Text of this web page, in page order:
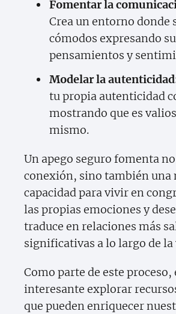
Fomentar la
Crea un entorno donde
cómodos expresando
pensamientos y
Modelar la
tu propia autenticidad
mostrando que es
mismo.
Un apego seguro fomenta
conexión, sino también una
capacidad para vivir en
las propias emociones y
traduce en relaciones más
significativas a lo largo de la
Como parte de este proceso,
interesante explorar
que pueden enriquecer